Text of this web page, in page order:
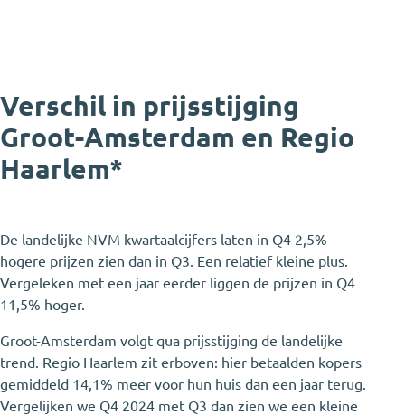
Verschil in prijsstijging
Groot-Amsterdam en Regio
Haarlem*
De landelijke NVM kwartaalcijfers laten in Q4 2,5%
hogere prijzen zien dan in Q3. Een relatief kleine plus.
Vergeleken met een jaar eerder liggen de prijzen in Q4
11,5% hoger.
Groot-Amsterdam volgt qua prijsstijging de landelijke
trend. Regio Haarlem zit erboven: hier betaalden kopers
gemiddeld 14,1% meer voor hun huis dan een jaar terug.
Vergelijken we Q4 2024 met Q3 dan zien we een kleine